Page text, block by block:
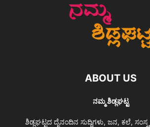
ABOUT US
ನಮ್ಮ ಶಿಡ್ಲಘಟ್ಟ
ಶಿಡ್ಲಘಟ್ಟದ ದೈನಂದಿನ ಸುದ್ದಿಗಳು, ಜನ, ಕಲೆ,